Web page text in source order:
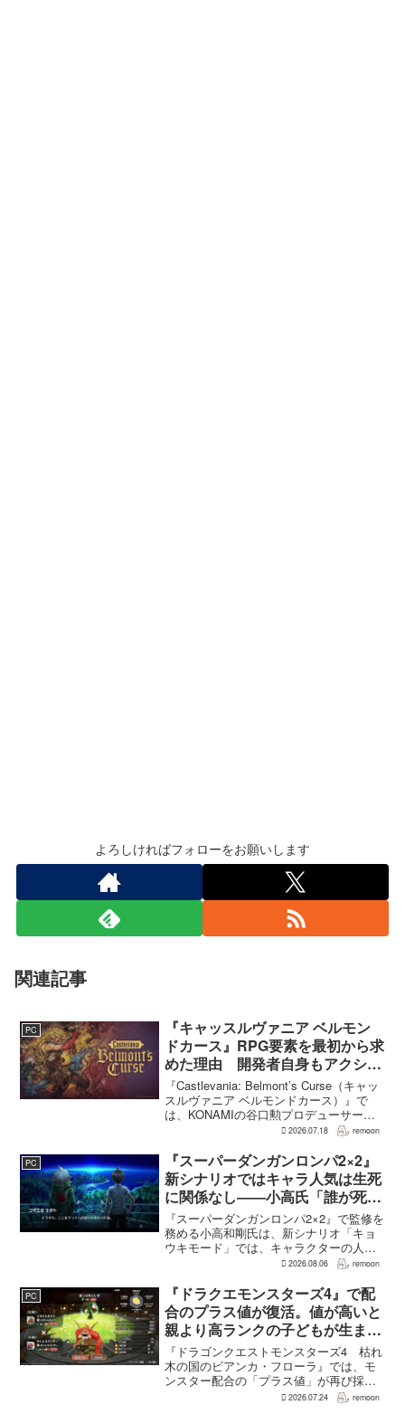
よろしければフォローをお願いします
関連記事
PC
『キャッスルヴァニア ベルモン
ドカース』RPG要素を最初から求
めた理由 開発者自身もアクショ
ンのつらさを実感
『Castlevania: Belmont’s Curse（キャッ
スルヴァニア ベルモンドカース）』で
は、KONAMIの谷口勲プロデューサー
が、レベルアップを含むRPG的システム
何度も挑戦すれば先へ進める...
2026.07.18 remoon
PC
『スーパーダンガンロンパ2×2』
新シナリオではキャラ人気は生死
に関係なし――小高氏「誰が死ん
でもヘイトメールは送らないで」
『スーパーダンガンロンパ2×2』で監修を
務める小高和剛氏は、新シナリオ「キョ
ウキモード」では、キャラクターの人気
にかかわらず退場させるとRPG Siteのイ
作と変わることで、これまで見られなか
った一面がよ...
2026.08.06 remoon
PC
『ドラクエモンスターズ4』で配
合のプラス値が復活。値が高いと
親より高ランクの子どもが生まれ
ることも
『ドラゴンクエストモンスターズ4 枯れ
木の国のビアンカ・フローラ』では、モ
ンスター配合の「プラス値」が再び採用
される。配合を繰り返すことで数値が増
2026.07.24 remoon